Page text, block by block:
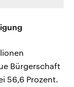
Bürgerschaft
56,6 Prozent.